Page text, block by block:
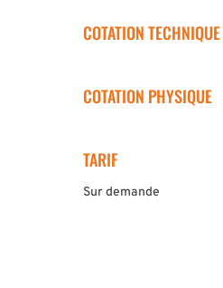
COTATION TECHNIQUE
COTATION PHYSIQUE
TARIF
Sur demande